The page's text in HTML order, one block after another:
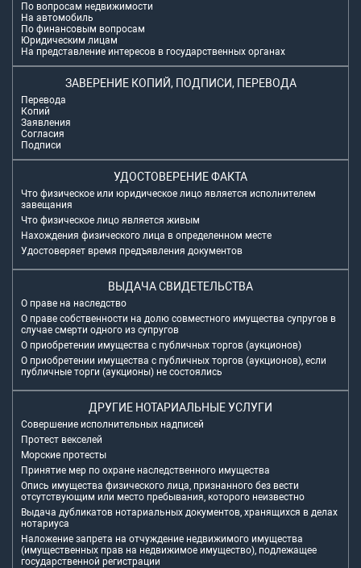
По вопросам недвижимости
На автомобиль
По финансовым вопросам
Юридическим лицам
На представление интересов в государственных органах
ЗАВЕРЕНИЕ КОПИЙ, ПОДПИСИ, ПЕРЕВОДА
Перевода
Копий
Заявления
Согласия
Подписи
УДОСТОВЕРЕНИЕ ФАКТА
Что физическое или юридическое лицо является исполнителем
завещания
Что физическое лицо является живым
Нахождения физического лица в определенном месте
Удостоверяет время предъявления документов
ВЫДАЧА СВИДЕТЕЛЬСТВА
О праве на наследство
О праве собственности на долю совместного имущества супругов в
случае смерти одного из супругов
О приобретении имущества с публичных торгов (аукционов)
О приобретении имущества с публичных торгов (аукционов), если
публичные торги (аукционы) не состоялись
ДРУГИЕ НОТАРИАЛЬНЫЕ УСЛУГИ
Совершение исполнительных надписей
Протест векселей
Морские протесты
Принятие мер по охране наследственного имущества
Опись имущества физического лица, признанного без вести
отсутствующим или место пребывания, которого неизвестно
Выдача дубликатов нотариальных документов, хранящихся в делах
нотариуса
Наложение запрета на отчуждение недвижимого имущества
(имущественных прав на недвижимое имущество), подлежащее
государственной регистрации